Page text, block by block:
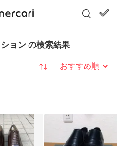
ョン の検索結果
並び替え